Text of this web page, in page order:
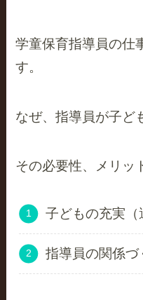
学童保育指導員の仕
す。
なぜ、指導員が子ど
その必要性、メリッ
子どもの充実（
指導員の関係づ